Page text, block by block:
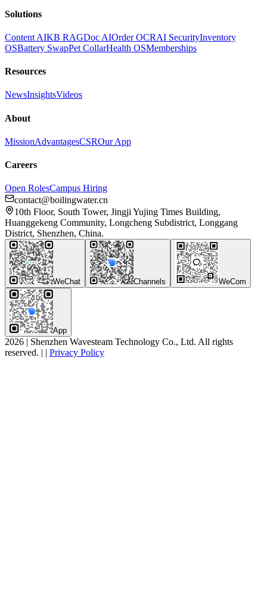
Solutions
Content AIKB RAGDoc AIOrder OCRAI SecurityInventory
OSBattery SwapPet CollarHealth OSMemberships
Resources
NewsInsightsVideos
About
MissionAdvantagesCSROur App
Careers
Open RolesCampus Hiring
contact@boilingwater.cn
10th Floor, South Tower, Jingji Yujing Times Building,
Huanggekeng Community, Longcheng Subdistrict, Longgang
District, Shenzhen, China.
WeChat Channels WeCom
App
2026 | Shenzhen Wavesteam Technology Co., Ltd. All rights
reserved. | | Privacy Policy